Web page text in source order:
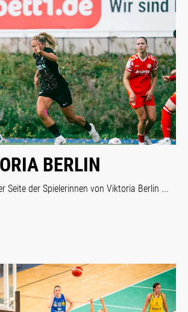
BERLIN
Seite der Spielerinnen von Viktoria Berlin ...